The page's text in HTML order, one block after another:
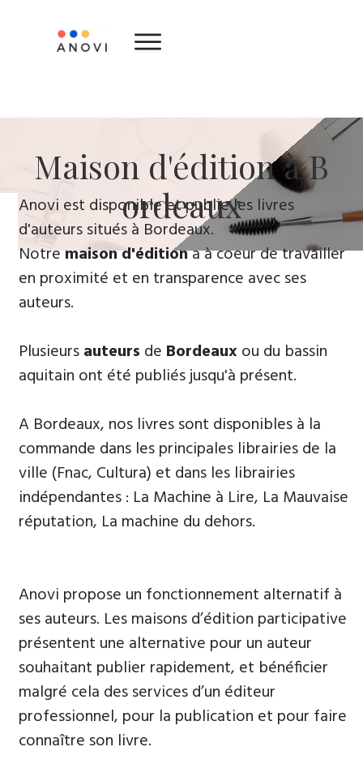
​Maison d'édition à B​
ordeaux
​Anovi est disponible et publie les livres
d'auteurs situés à Bordeaux.
Notremaison d'éditiona à coeur de travailler
en proximité et en transparence avec ses
auteurs.
Plusieursauteurs de Bordeauxou du bassin
aquitain ont été publiés jusqu'à présent.
A Bordeaux, nos livres sont disponibles à la
commande dans les principales librairies de la
ville (Fnac, Cultura) et dans les librairies
indépendantes : La Machine à Lire, La Mauvaise
réputation, La machine du dehors.
Anovi propose un fonctionnement alternatif à
ses auteurs. Les maisons d’édition participative
présentent une alternative pour un auteur
souhaitant publier rapidement, et bénéficier
malgré cela des services d’un éditeur
professionnel, pour la publication et pour faire
connaître son livre.